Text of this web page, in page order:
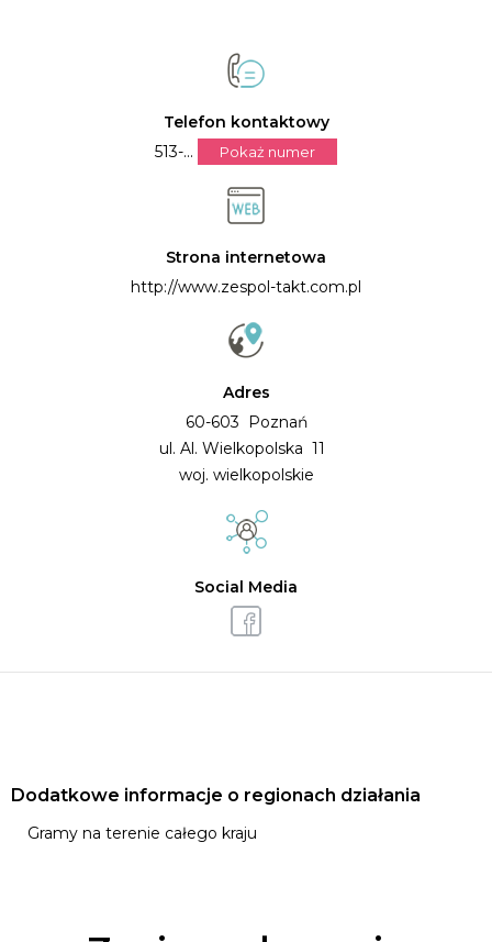
Telefon kontaktowy
513-...
Pokaż numer
Strona internetowa
http://www.zespol-takt.com.pl
Adres
60-603 Poznań
ul. Al. Wielkopolska 11
woj. wielkopolskie
Social Media
Dodatkowe informacje o regionach działania
Gramy na terenie całego kraju